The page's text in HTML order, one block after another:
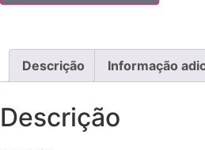
Descrição Informação
Descrição